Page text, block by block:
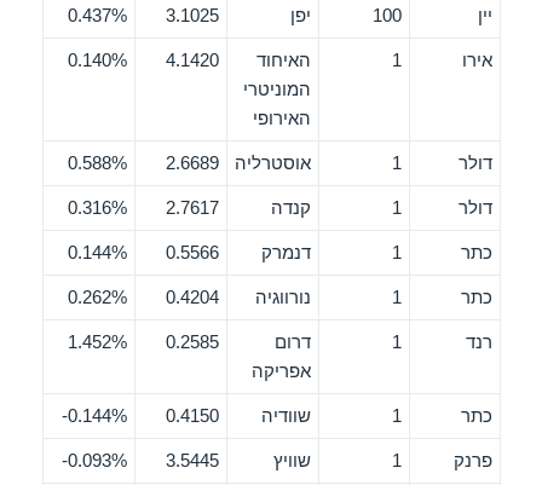
יין 100 יפן 3.1025
0.437%
אירו 1
האיחוד
המוניטרי
האירופי
4.1420
0.140%
דולר 1 אוסטרליה 2.6689
0.588%
דולר 1 קנדה 2.7617
0.316%
כתר 1 דנמרק 0.5566
0.144%
כתר 1 נורווגיה 0.4204
0.262%
רנד 1
דרום
אפריקה
0.2585
1.452%
כתר 1 שוודיה 0.4150
0.144%-
פרנק 1 שוויץ 3.5445
0.093%-